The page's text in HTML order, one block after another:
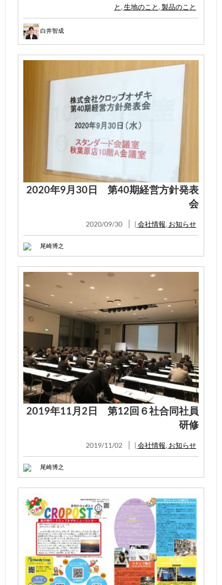
と , 生地のこと , 製品のこと
白井智成
2020年9月30日 第40期経営方針発表
会
2020/09/30 | 会社情報, お知らせ
尾崎博之
2019年11月2日 第12回６社合同社員
研修
2019/11/02 | 会社情報, お知らせ
尾崎博之